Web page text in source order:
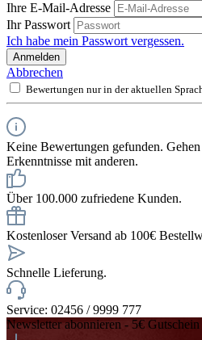
Ihre E-Mail-Adresse
Ihr Passwort
Ich habe mein Passwort vergessen.
Anmelden
Abbrechen
Bewertungen nur in der aktuellen
Keine Bewertungen gefunden.
Erkenntnisse mit anderen.
Über 100.000 zufriedene Kunden.
Kostenloser Versand ab 100€
Schnelle Lieferung.
Service: 02456 / 9999 777
Newsletter abonnieren - 5€ Gutschein